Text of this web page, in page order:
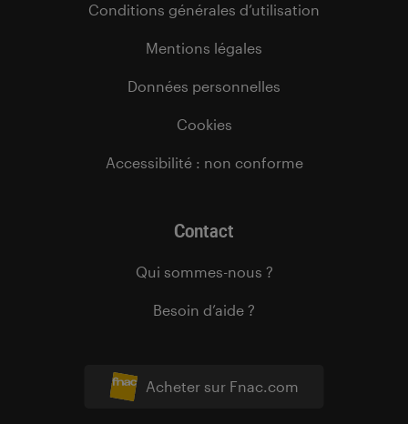
Acheter sur Fnac.com
Conditions générales d’utilisation
Mentions légales
Données personnelles
Cookies
Accessibilité : non conforme
Contact
Qui sommes-nous ?
Besoin d’aide ?